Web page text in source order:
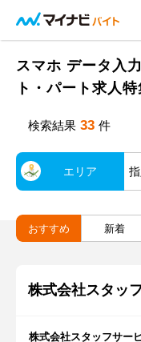
スマホ データ入
ト・パート求人特
検索結果 33 件
エリア
おすすめ 新着
株式会社スタッ
株式会社スタッフサー